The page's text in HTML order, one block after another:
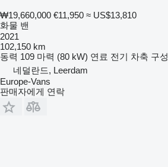
₩19,660,000 €11,950 ≈ US$13,810
화물 밴
2021
102,150 km
동력 109 마력 (80 kW) 연료 전기 차축 구성
네덜란드, Leerdam
Europe-Vans
판매자에게 연락